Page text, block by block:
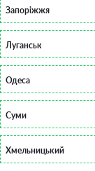
Запоріжжя
Луганськ
Одеса
Суми
Хмельницький